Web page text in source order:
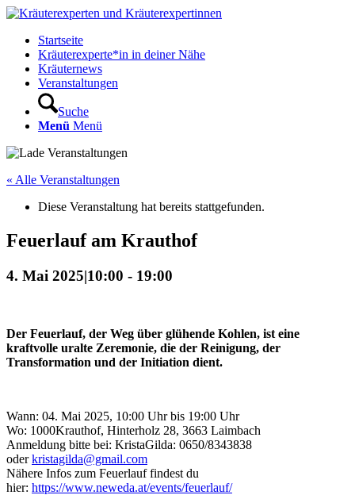
Startseite
Kräuterexperte*in in deiner Nähe
Kräuternews
Veranstaltungen
Suche
Menü Menü
« Alle Veranstaltungen
Diese Veranstaltung hat bereits stattgefunden.
Feuerlauf am Krauthof
4. Mai 2025|10:00 - 19:00
Der Feuerlauf, der Weg über glühende Kohlen, ist eine
kraftvolle uralte Zeremonie, die der Reinigung, der
Transformation und der Initiation dient.
Wann: 04. Mai 2025, 10:00 Uhr bis 19:00 Uhr
Wo: 1000Krauthof, Hinterholz 28, 3663 Laimbach
Anmeldung bitte bei: KristaGilda: 0650/8343838
oderkristagilda@gmail.com
Nähere Infos zum Feuerlauf findest du
hier: https://www.neweda.at/events/feuerlauf/